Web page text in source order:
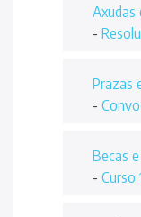
Axudas
-
Prazas
-
Becas
- Curso